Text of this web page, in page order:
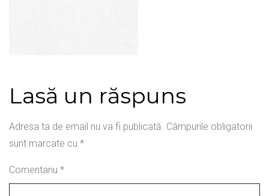
Lasă un răspuns
Adresa ta de email nu va fi publicată. Câmpurile obligatorii
sunt marcate cu *
Comentariu *